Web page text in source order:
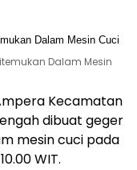
Dalam Mesin
Kecamatan
dibuat geger
mesin cuci pada
WIT.